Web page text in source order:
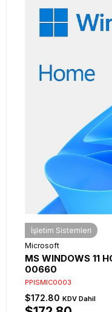
İşletim Sistemleri
Microsoft
MS WINDOWS 11
00660
PPISMIC0003
$172.80 KDV Dahil